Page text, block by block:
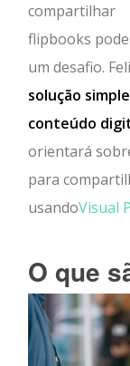
compartilhar
flipbooks
um desafio.
solução
conteúdo
orientará
para
usandoVisual
O que